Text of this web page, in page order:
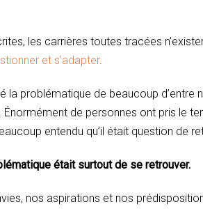
les carrières toutes tracées
et s’adapter.
la problématique de beaucoup d’entre
de personnes ont pris le
entendu qu’il était question de
était surtout de se retrouver.
nos aspirations et nos